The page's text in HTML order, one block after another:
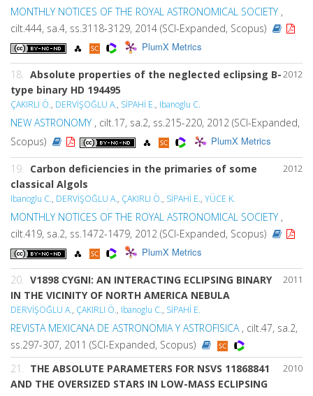
MONTHLY NOTICES OF THE ROYAL ASTRONOMICAL SOCIETY ,
cilt.444, sa.4, ss.3118-3129, 2014 (SCI-Expanded, Scopus)
PlumX Metrics
2012
18. Absolute properties of the neglected eclipsing B-
type binary HD 194495
ÇAKIRLI Ö., DERVİŞOĞLU A., SİPAHİ E., Ibanoglu C.
NEW ASTRONOMY , cilt.17, sa.2, ss.215-220, 2012 (SCI-Expanded,
Scopus)
PlumX Metrics
2012
19. Carbon deficiencies in the primaries of some
classical Algols
Ibanoglu C., DERVİŞOĞLU A., ÇAKIRLI Ö., SİPAHİ E., YÜCE K.
MONTHLY NOTICES OF THE ROYAL ASTRONOMICAL SOCIETY ,
cilt.419, sa.2, ss.1472-1479, 2012 (SCI-Expanded, Scopus)
PlumX Metrics
2011
20. V1898 CYGNI: AN INTERACTING ECLIPSING BINARY
IN THE VICINITY OF NORTH AMERICA NEBULA
DERVİŞOĞLU A., ÇAKIRLI Ö., Ibanoglu C., SİPAHİ E.
REVISTA MEXICANA DE ASTRONOMIA Y ASTROFISICA, cilt.47, sa.2,
ss.297-307, 2011 (SCI-Expanded, Scopus)
2010
21. THE ABSOLUTE PARAMETERS FOR NSVS 11868841
AND THE OVERSIZED STARS IN LOW-MASS ECLIPSING